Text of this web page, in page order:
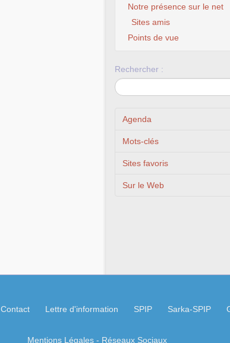
Notre présence sur le net
Sites amis
Points de vue
Rechercher :
Agenda
Mots-clés
Sites favoris
Sur le Web
Contact Lettre d'information SPIP Sarka-SPIP
Mentions Légales- Réseaux Sociaux